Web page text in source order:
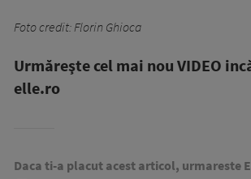
Foto credit: Florin Ghioca
Urmăreşte cel mai nou VIDEO
elle.ro
Daca ti-a placut acest articol, urmareste